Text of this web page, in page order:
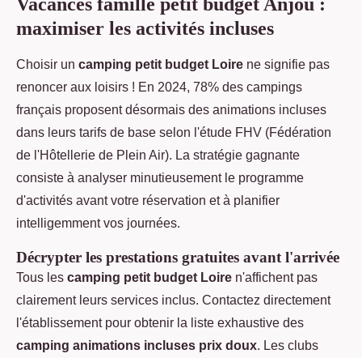
maximiser les activités incluses
Choisir un camping petit budget Loire ne signifie pas
renoncer aux loisirs ! En 2024, 78% des campings
français proposent désormais des animations incluses
dans leurs tarifs de base selon l'étude FHV (Fédération
de l'Hôtellerie de Plein Air). La stratégie gagnante
consiste à analyser minutieusement le programme
d'activités avant votre réservation et à planifier
intelligemment vos journées.
Décrypter les prestations gratuites avant l'arrivée
Tous les camping petit budget Loire n'affichent pas
clairement leurs services inclus. Contactez directement
l'établissement pour obtenir la liste exhaustive des
camping animations incluses prix doux. Les clubs